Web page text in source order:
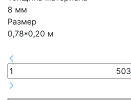
8 мм
Размер
0,78*0,20 м
503